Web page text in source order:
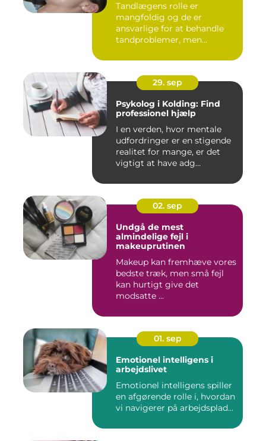
Tandlægens rolle er
mangfoldig og de er
ansvarlige for at behandle
tandproblemer, men
29. sep
Psykolog i Kolding: Find
professionel hjælp
I en verden, hvor mentale
udfordringer er en stigende
realitet for mange, er det
vigtigt at have adg...
02. sep
Undgå de mest
almindelige fejl i
makeuprutinen
Makeup kan fremhæve vores
bedste træk, men små fejl
kan hurtigt give det
modsatte ...
01. sep
Emotionel intelligens i
arbejdslivet
Emotionel intelligens spiller
en afgørende rolle i, hvordan
vi navigerer på arbejdsplad...